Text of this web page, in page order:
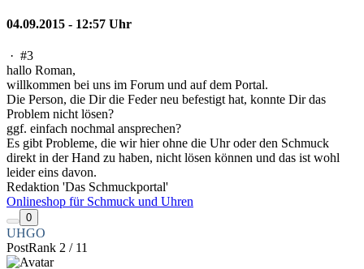
04.09.2015 - 12:57 Uhr
· #3
hallo Roman,
willkommen bei uns im Forum und auf dem Portal.
Die Person, die Dir die Feder neu befestigt hat, konnte Dir das
Problem nicht lösen?
ggf. einfach nochmal ansprechen?
Es gibt Probleme, die wir hier ohne die Uhr oder den Schmuck
direkt in der Hand zu haben, nicht lösen können und das ist wohl
leider eins davon.
Redaktion 'Das Schmuckportal'
Onlineshop für Schmuck und Uhren
0
UHGO
PostRank 2 / 11